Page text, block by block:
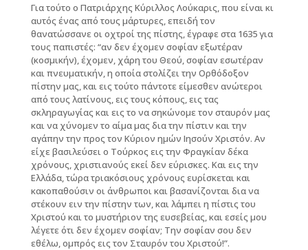
Για τούτο ο Πατριάρχης Κύριλλος Λούκαρις, που είναι κι
αυτός ένας από τους μάρτυρες, επειδή τον
θανατώσσανε οι οχτροί της πίστης, έγραφε στα 1635 για
τους παπιστές: “αν δεν έχομεν σοφίαν εξωτέραν
(κοσμικήν), έχομεν, χάρη του Θεού, σοφίαν εσωτέραν
και πνευματικήν, η οποία στολίζει την Ορθόδοξον
πίστην μας, και εις τούτο πάντοτε είμεσθεν ανώτεροι
από τους λατίνους, εις τους κόπους, εις τας
σκληραγωγίας και εις το να σηκώνομε τον σταυρόν μας
και να χύνομεν το αίμα μας δια την πίστιν και την
αγάπην την προς τον Κύριον ημών Ιησούν Χριστόν. Αν
είχε βασιλεύσει ο Τούρκος εις την Φραγκίαν δέκα
χρόνους, χριστιανούς εκεί δεν εύρισκες. Και εις την
Ελλάδα, τώρα τριακόσιους χρόνους ευρίσκεται και
κακοπαθούσιν οι άνθρωποι και βασανίζονται δια να
στέκουν ειν την πίστην των, και λάμπει η πίστις του
Χριστού και το μυστήριον της ευσεβείας, και εσείς μου
λέγετε ότι δεν έχομεν σοφίαν; Την σοφίαν σου δεν
εθέλω, ομπρός εις τον Σταυρόν του Χριστού!”.